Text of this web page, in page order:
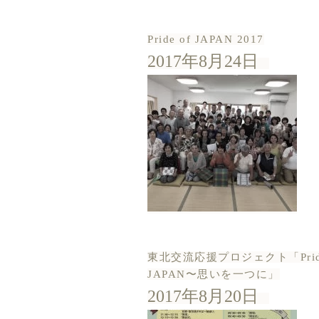
Pride of JAPAN 2017
2017年8月24日
東北交流応援プロジェクト「
JAPAN〜思いを一つに」
2017年8月20日